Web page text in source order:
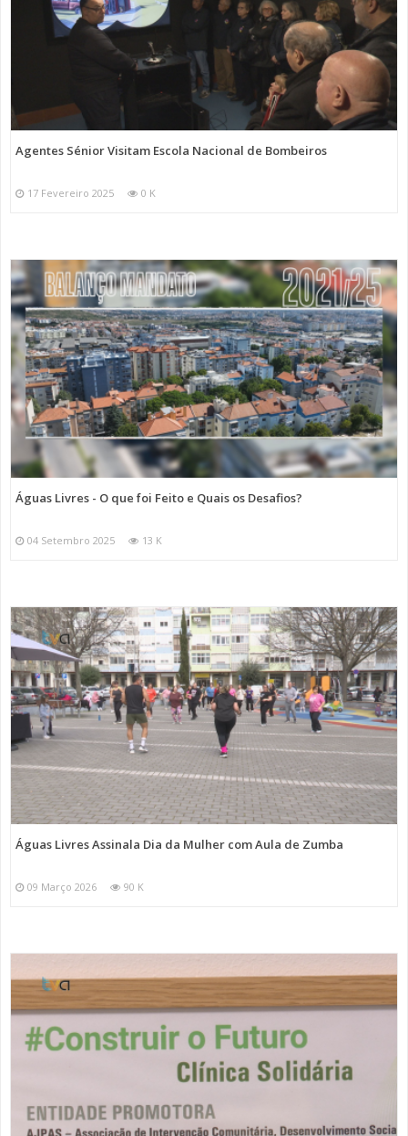
Agentes Sénior Visitam Escola Nacional de Bombeiros
17 Fevereiro 2025 0 K
Águas Livres - O que foi Feito e Quais os Desafios?
04 Setembro 2025 13 K
Águas Livres Assinala Dia da Mulher com Aula de Zumba
09 Março 2026 90 K